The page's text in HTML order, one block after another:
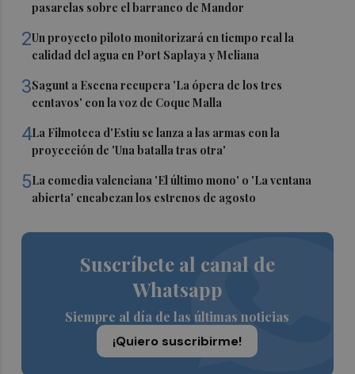
pasarelas sobre el barranco de Mandor
2Un proyecto piloto monitorizará en tiempo real la
calidad del agua en Port Saplaya y Meliana
3Sagunt a Escena recupera 'La ópera de los tres
centavos' con la voz de Coque Malla
4La Filmoteca d'Estiu se lanza a las armas con la
proyección de 'Una batalla tras otra'
5La comedia valenciana 'El último mono' o 'La ventana
abierta' encabezan los estrenos de agosto
Suscríbete al canal de
Whatsapp
Siempre al día de las últimas noticias
¡Quiero suscribirme!